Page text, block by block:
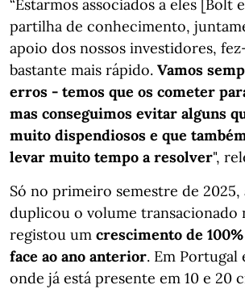
“Estarmos associados a eles [Bolt
partilha de conhecimento,
apoio dos nossos investidores,
bastante mais rápido. Vamos
erros - temos que os cometer
mas conseguimos evitar alguns
muito dispendiosos e que
levar muito tempo a resolver",
Só no primeiro semestre de 2025,
duplicou o volume transacionado
registou um crescimento de
face ao ano anterior. Em Portugal
onde já está presente em 10 e 20